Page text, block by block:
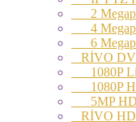
2
4
6
RİVO
1080P
1080P
5MP HD
RİVO HD